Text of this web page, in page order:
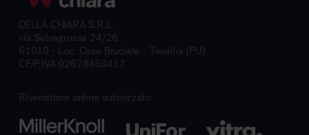
DELLA CHIARA S.R.L.
via Selvagrossa 24/26
61010 - Loc. Case Bruciate - Tavullia (PU)
CF/P.IVA 02678460417
Rivenditore online autorizzato